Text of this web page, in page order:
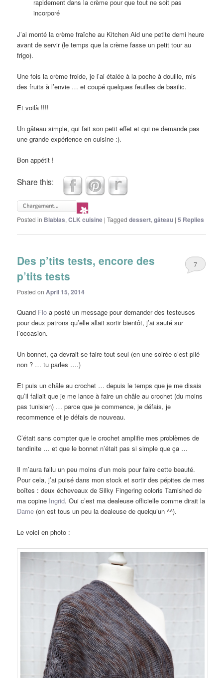
rapidement dans la crème pour que tout ne soit pas
incorporé
J’ai monté la crème fraîche au Kitchen Aid une petite demi heure
avant de servir (le temps que la crème fasse un petit tour au
frigo).
Une fois la crème froide, je l’ai étalée à la poche à douille, mis
des fruits à l’envie … et coupé quelques feuilles de basilic.
Et voilà !!!!
Un gâteau simple, qui fait son petit effet et qui ne demande pas
une grande expérience en cuisine :).
Bon appétit !
Share this:
Posted in Blablas,CLK cuisine |Tagged dessert,gâteau |5 Replies
Des p’tits tests, encore des
p’tits tests
Posted on April 15, 2014
7
Quand Flo a posté un message pour demander des testeuses
pour deux patrons qu’elle allait sortir bientôt, j’ai sauté sur
l’occasion.
Un bonnet, ça devrait se faire tout seul (en une soirée c’est plié
non ? … tu parles ….)
Et puis un châle au crochet … depuis le temps que je me disais
qu’il fallait que je me lance à faire un châle au crochet (du moins
pas tunisien) … parce que je commence, je défais, je
recommence et je défais de nouveau.
C’était sans compter que le crochet amplifie mes problèmes de
tendinite … et que le bonnet n’était pas si simple que ça …
Il m’aura fallu un peu moins d’un mois pour faire cette beauté.
Pour cela, j’ai puisé dans mon stock et sortir des pépites de mes
boîtes : deux écheveaux de Silky Fingering coloris Tarnished de
ma copine Ingrid. Oui c’est ma dealeuse officielle comme dirait la
Dame (on est tous un peu la dealeuse de quelqu’un ^^).
Le voici en photo :